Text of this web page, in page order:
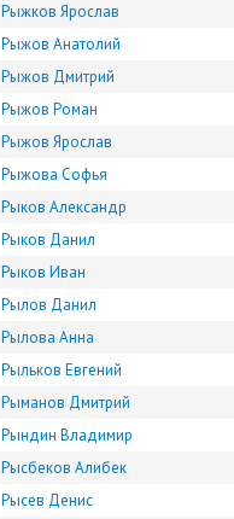
Рыжков Ярослав
Рыжов Анатолий
Рыжов Дмитрий
Рыжов Роман
Рыжов Ярослав
Рыжова Софья
Рыков Александр
Рыков Данил
Рыков Иван
Рылов Данил
Рылова Анна
Рыльков Евгений
Рыманов Дмитрий
Рындин Владимир
Рысбеков Алибек
Рысев Денис